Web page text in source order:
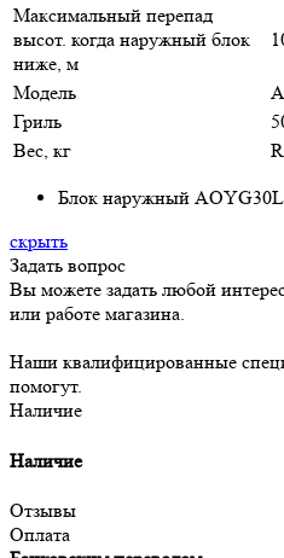
Максимальный перепад
высот. когда наружный блок
ниже, м
Модель
Гриль
Вес, кг
Блок наружный
скрыть
Задать вопрос
Вы можете задать любой
или работе магазина.
Наши квалифицированные
помогут.
Наличие
Наличие
Отзывы
Оплата